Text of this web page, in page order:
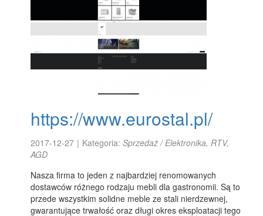
https://www.eurostal.pl/
2017-12-27 | Kategoria:Sprzedaż / Elektronika, RTV,
AGD
Nasza firma to jeden z najbardziej renomowanych
dostawców różnego rodzaju mebli dla gastronomii. Są to
przede wszystkim solidne meble ze stali nierdzewnej,
gwarantujące trwałość oraz długi okres eksploatacji tego